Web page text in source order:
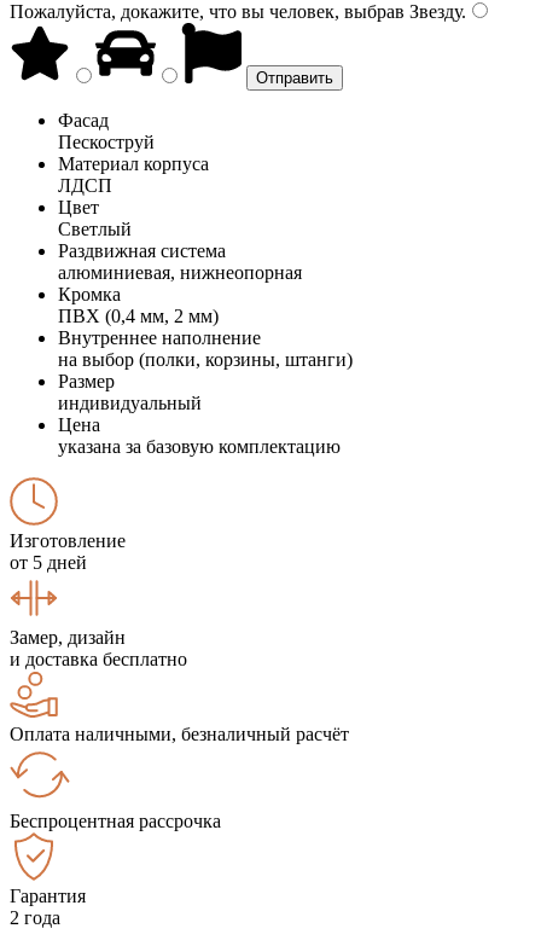
Пожалуйста, докажите, что вы человек, выбрав Звезду.
Фасад
Пескоструй
Материал корпуса
ЛДСП
Цвет
Светлый
Раздвижная система
алюминиевая, нижнеопорная
Кромка
ПВХ (0,4 мм, 2 мм)
Внутреннее наполнение
на выбор (полки, корзины, штанги)
Размер
индивидуальный
Цена
указана за базовую комплектацию
Изготовление
от 5 дней
Замер, дизайн
и доставка бесплатно
Оплата наличными, безналичный расчёт
Беспроцентная рассрочка
Гарантия
2 года